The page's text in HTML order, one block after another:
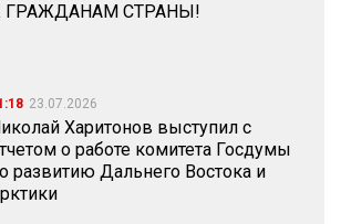
ГРАЖДАНАМ СТРАНЫ!
23.07.2026
Харитонов выступил с
о работе комитета Госдумы
развитию Дальнего Востока и